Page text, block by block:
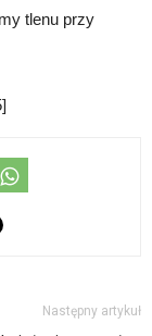
tlenu przy
Następny artykuł